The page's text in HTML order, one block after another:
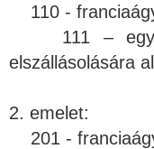
110 -
111 – egy
elszállásolására
2. emelet:
201 -